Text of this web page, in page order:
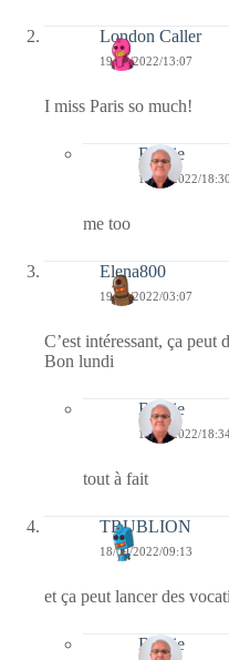
London Caller
19/09/2022/13:07
I miss Paris so much!
Bernie
19/09/2022/18:30
me too
Elena800
19/09/2022/03:07
C’est intéressant, ça peut
Bon lundi
Bernie
19/09/2022/
tout à fait
TRUBLION
18/09/2022/09:13
et ça peut lancer des
Bernie